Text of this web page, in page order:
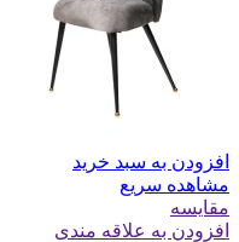
افزودن به سبد خرید
مشاهده سریع
مقایسه
افزودن به علاقه مندی